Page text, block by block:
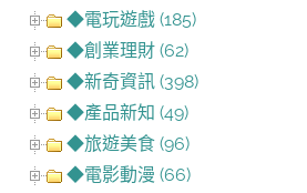
◆電玩遊戲 (185)
◆創業理財 (62)
◆新奇資訊 (398)
◆產品新知 (49)
◆旅遊美食 (96)
◆電影動漫 (66)